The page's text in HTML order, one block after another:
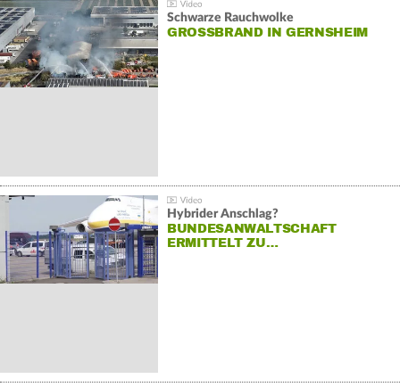
Schwarze Rauchwolke
GROSSBRAND IN GERNSHEIM
Hybrider Anschlag?
BUNDESANWALTSCHAFT
ERMITTELT ZU…